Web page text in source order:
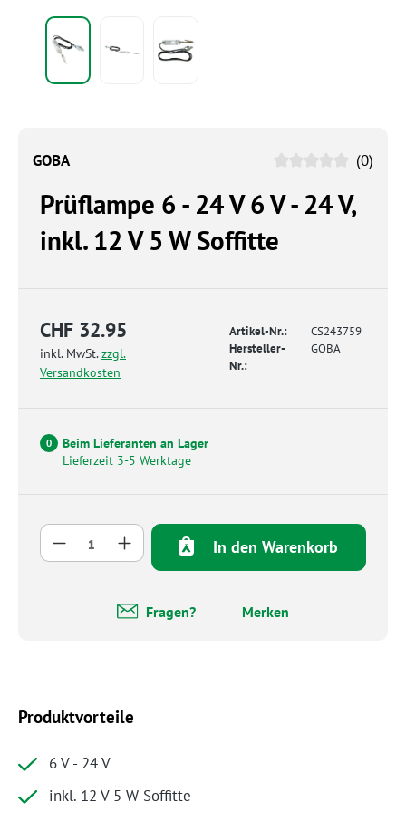
GOBA (0)
Prüflampe 6 - 24 V 6 V - 24 V,
inkl. 12 V 5 W Soffitte
CHF 32.95
inkl. MwSt.zzgl.
Versandkosten
Artikel-Nr.:
CS243759
Hersteller-
Nr.:
GOBA
0
Beim Lieferanten an Lager
Lieferzeit 3-5 Werktage
Produkt Anzahl: Gib den gewünschten
In den Warenkorb
Fragen? Merken
Produktvorteile
6 V - 24 V
inkl. 12 V 5 W Soffitte